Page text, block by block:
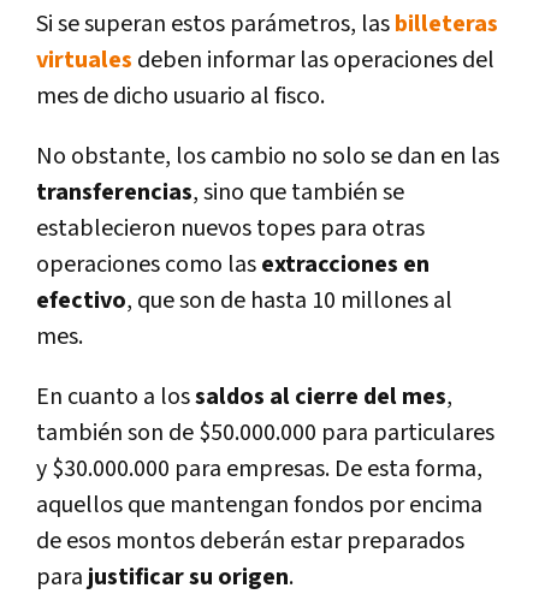
Si se superan estos parámetros, lasbilleteras
virtuales deben informar las operaciones del
mes de dicho usuario al fisco.
No obstante, los cambio no solo se dan en las
transferencias, sino que también se
establecieron nuevos topes para otras
operaciones como lasextracciones en
efectivo, que son de hasta 10 millones al
mes.
En cuanto a lossaldos al cierre del mes,
también son de $50.000.000 para particulares
y $30.000.000 para empresas. De esta forma,
aquellos que mantengan fondos por encima
de esos montos deberán estar preparados
para justificar su origen.